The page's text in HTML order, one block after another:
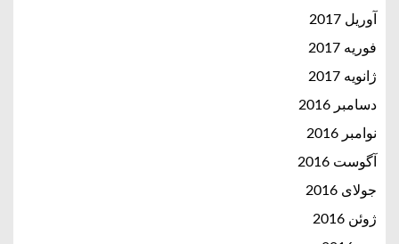
آوریل 2017
فوریه 2017
ژانویه 2017
دسامبر 2016
نوامبر 2016
آگوست 2016
جولای 2016
ژوئن 2016